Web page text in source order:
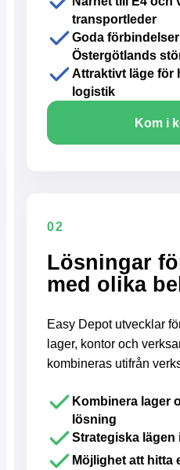
transportleder
Goda
Östergötlands
Attraktivt läge för
logistik
Kom i
02
Lösningar
med olika
Easy Depot utvecklar
lager, kontor och
kombineras utifrån
Kombinera lager
lösning
Strategiska lägen
Möjlighet att hitta